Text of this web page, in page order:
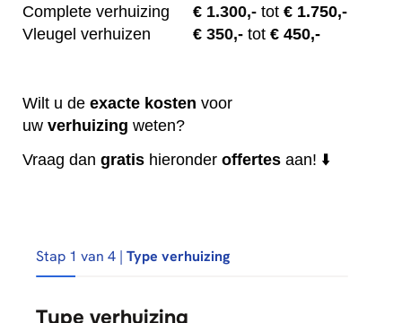
Complete verhuizing
€ 1.300,- tot € 1.750,-
Vleugel verhuizen
€ 350,- tot € 450,-
Wilt u de exacte kosten voor
uw verhuizing weten?
Vraag dan gratis hieronder offertes aan! ⬇️